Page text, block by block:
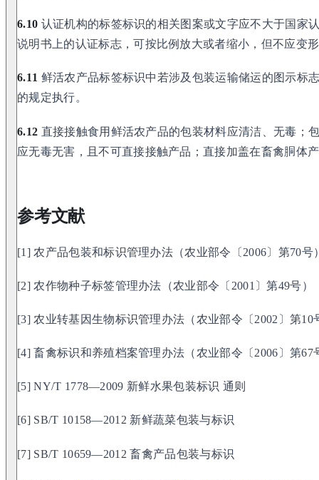
6.10 认证机构的标签标识的相关图案或文字应不大于国家
说明书上的认证标志，可按比例放大或者缩小，但不应变
6.11 鲜活农产品标签标识中若涉及包装运输储运的图示标
的规定执行。
6.12 直接接触食用鲜活农产品的包装材料应清洁、无毒；
应无毒无害，且不可直接接触产品；直接加盖在畜禽胴体
参考文献
[1] 农产品包装和标识管理办法（农业部令〔2006〕第70号
[2] 农作物种子标签管理办法（农业部令〔2001〕第49号）
[3] 农业转基因生物标识管理办法（农业部令〔2002〕第10
[4] 畜禽标识和养殖档案管理办法（农业部令〔2006〕第67
[5] NY/T 1778—2009 新鲜水果包装标识 通则
[6] SB/T 10158—2012 新鲜蔬菜包装与标识
[7] SB/T 10659—2012 畜禽产品包装与标识